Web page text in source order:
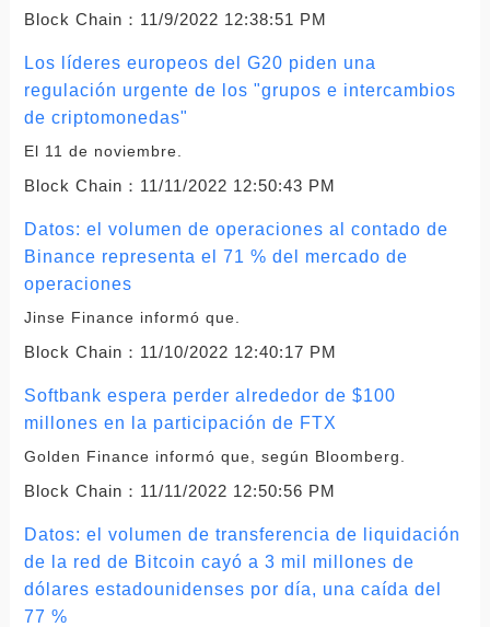
Block Chain： 11/9/2022 12:38:51 PM
Los líderes europeos del G20 piden una
regulación urgente de los "grupos e intercambios
de criptomonedas"
El 11 de noviembre.
Block Chain： 11/11/2022 12:50:43 PM
Datos: el volumen de operaciones al contado de
Binance representa el 71 % del mercado de
operaciones
Jinse Finance informó que.
Block Chain： 11/10/2022 12:40:17 PM
Softbank espera perder alrededor de $100
millones en la participación de FTX
Golden Finance informó que, según Bloomberg.
Block Chain： 11/11/2022 12:50:56 PM
Datos: el volumen de transferencia de liquidación
de la red de Bitcoin cayó a 3 mil millones de
dólares estadounidenses por día, una caída del
77 %